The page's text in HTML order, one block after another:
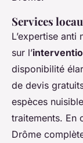
Services
L’expertise
sur l’
disponibilité
de devis
espèces
traitements. En
Drôme